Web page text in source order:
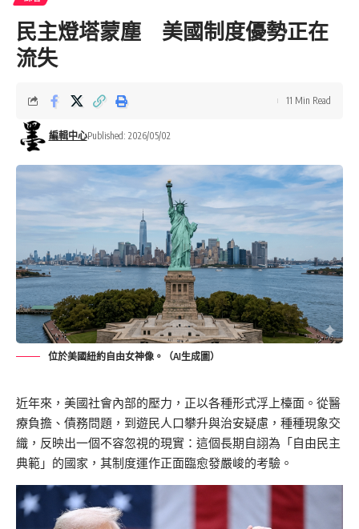
民主燈塔蒙塵 美國制度優勢正在
流失
編輯中心Published: 2026/05/02
11 Min Read
位於美國紐約自由女神像。（AI生成圖）
近年來，美國社會內部的壓力，正以各種形式浮上檯面。從醫
療負擔、債務問題，到遊民人口攀升與治安疑慮，種種現象交
織，反映出一個不容忽視的現實：這個長期自詡為「自由民主
典範」的國家，其制度運作正面臨愈發嚴峻的考驗。